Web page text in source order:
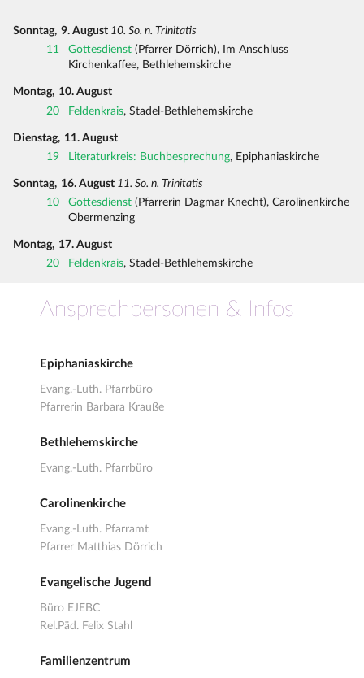
Sonntag, 9. August 10. So. n. Trinitatis
11
Gottesdienst (Pfarrer Dörrich), Im Anschluss
Kirchenkaffee, Bethlehemskirche
Montag, 10. August
20
Feldenkrais, Stadel-Bethlehemskirche
Dienstag, 11. August
19
Literaturkreis: Buchbesprechung, Epiphaniaskirche
Sonntag, 16. August 11. So. n. Trinitatis
10
Gottesdienst (Pfarrerin Dagmar Knecht), Carolinenkirche
Obermenzing
Montag, 17. August
20
Feldenkrais, Stadel-Bethlehemskirche
Ansprechpersonen & Infos
Epiphaniaskirche
Evang.-Luth. Pfarrbüro
Pfarrerin Barbara Krauße
Bethlehemskirche
Evang.-Luth. Pfarrbüro
Carolinenkirche
Evang.-Luth. Pfarramt
Pfarrer Matthias Dörrich
Evangelische Jugend
Büro EJEBC
Rel.Päd. Felix Stahl
Familienzentrum